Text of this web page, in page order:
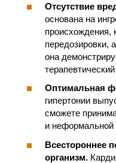
Отсутствие
основана на
происхождения,
передозировки,
она
Оптимальная
гипертонии
сможете
и неформальной
Всестороннее
организм.